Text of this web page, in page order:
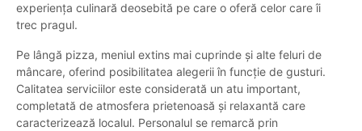
experiența culinară deosebită pe care o oferă celor care îi
trec pragul.
Pe lângă pizza, meniul extins mai cuprinde și alte feluri de
mâncare, oferind posibilitatea alegerii în funcție de gusturi.
Calitatea serviciilor este considerată un atu important,
completată de atmosfera prietenoasă și relaxantă care
caracterizează localul. Personalul se remarcă prin